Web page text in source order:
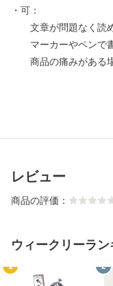
・可：
文章が問題なく読め
マーカーやペンで書
商品の痛みがある場
レビュー
商品の評価：
ウィークリーラン
1 2